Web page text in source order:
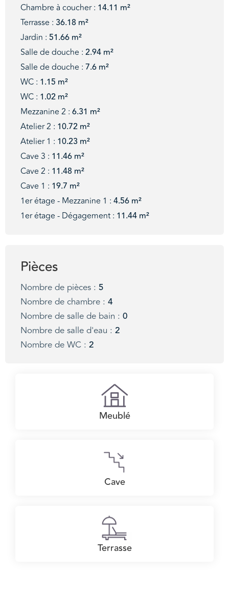
Meublé
Cave
Terrasse
Pièces
Nombre de pièces : 5
Nombre de chambre : 4
Nombre de salle de bain : 0
Nombre de salle d'eau : 2
Nombre de WC : 2
Chambre à coucher : 14.11 m²
Terrasse : 36.18 m²
Jardin : 51.66 m²
Salle de douche : 2.94 m²
Salle de douche : 7.6 m²
WC : 1.15 m²
WC : 1.02 m²
Mezzanine 2 : 6.31 m²
Atelier 2 : 10.72 m²
Atelier 1 : 10.23 m²
Cave 3 : 11.46 m²
Cave 2 : 11.48 m²
Cave 1 : 19.7 m²
1er étage - Mezzanine 1 : 4.56 m²
1er étage - Dégagement : 11.44 m²